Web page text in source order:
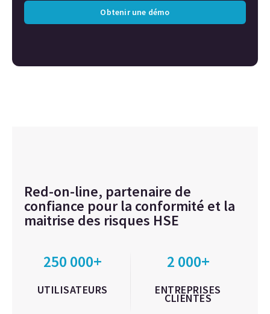
Obtenir une démo
Red-on-line, partenaire de
confiance pour la conformité et la
maitrise des risques HSE
250 000+
UTILISATEURS
2 000+
ENTREPRISES
CLIENTES